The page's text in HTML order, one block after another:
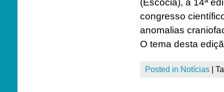
(Escócia), a 14ª
congresso
anomalias
O tema desta
Posted in Notícias